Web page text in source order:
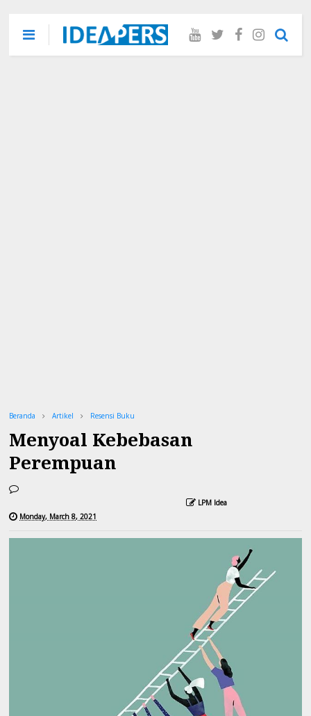
Beranda Artikel Resensi Buku
Menyoal Kebebasan
Perempuan
LPM Idea
Monday, March 8, 2021